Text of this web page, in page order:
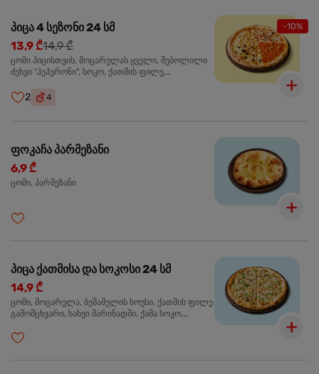
-10%
პიცა 4 სეზონი 24 სმ
13,9 ₾14,9 ₾
ცომი პიცისთვის, მოცარელას ყველი, შებოლილი
ძეხვი "პეპერონი", სოკო, ქათმის ფილე,
2 4
ფოკაჩა პარმეზანი
6,9 ₾
ცომი, პარმეზანი
პიცა ქათმისა და სოკოსი 24 სმ
14,9 ₾
ცომი, მოცარელა, ბეშამელის სოუსი, ქათმის ფილე
გამომცხვარი, ხახვი მარინადში, ქამა სოკო,